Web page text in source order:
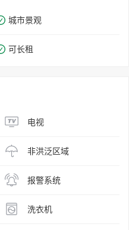
城市景观
可长租
电视
非洪泛区域
报警系统
洗衣机